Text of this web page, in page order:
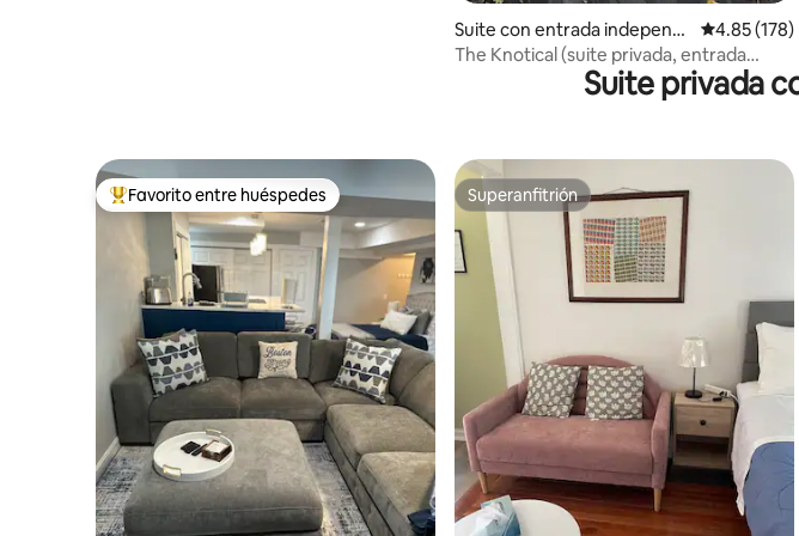
Suite con entrada independi
ente en Marblehead
Calificación
4.85 (178)
The Knotical (suite privada, entrada
Suite privada
De los mejores en Favorito entre huéspedes
Favorito entre huéspedes Superanfitrión
Superanfitrión